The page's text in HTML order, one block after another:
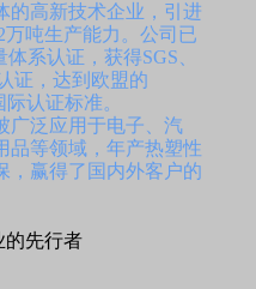
的高新技术企业，引进
吨生产能力。公司已
系认证，获得SGS、
证，达到欧盟的
认证标准。
广泛应用于电子、汽
品等领域，年产热塑性
，赢得了国内外客户的